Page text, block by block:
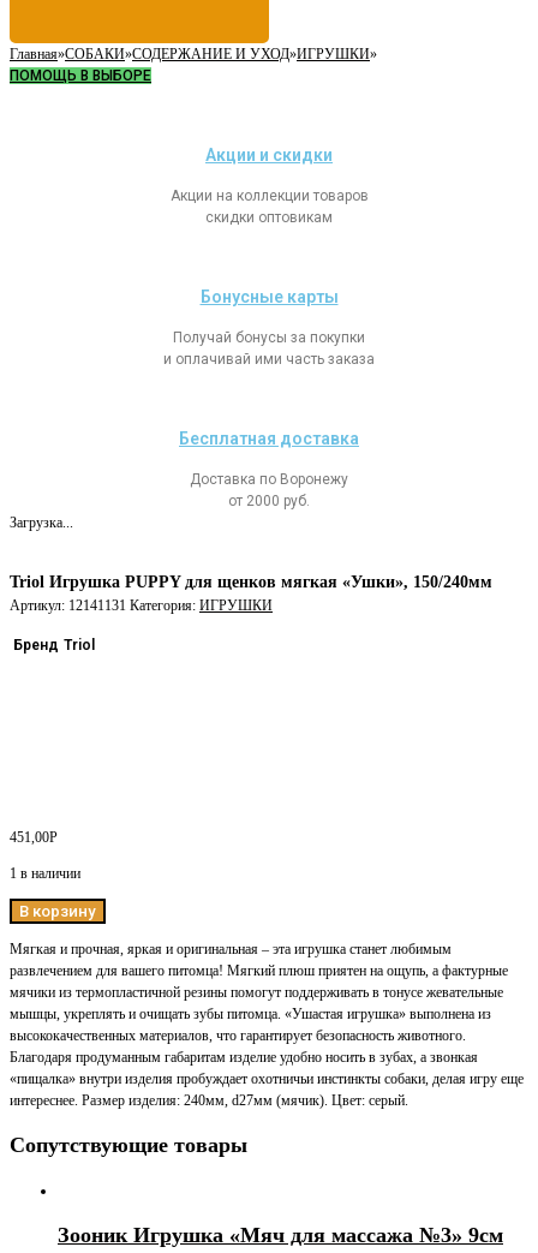
Главная»СОБАКИ»СОДЕРЖАНИЕ И УХОД»ИГРУШКИ»
ПОМОЩЬ В ВЫБОРЕ
Акции и скидки
Акции на коллекции товаров
скидки оптовикам
Бонусные карты
Получай бонусы за покупки
и оплачивай ими часть заказа
Бесплатная доставка
Доставка по Воронежу
от 2000 руб.
Загрузка...
Triol Игрушка PUPPY для щенков мягкая «Ушки», 150/240мм
Артикул: 12141131 Категория: ИГРУШКИ
Бренд Triol
451,00Р
1 в наличии
В корзину
Мягкая и прочная, яркая и оригинальная – эта игрушка станет любимым
развлечением для вашего питомца! Мягкий плюш приятен на ощупь, а фактурные
мячики из термопластичной резины помогут поддерживать в тонусе жевательные
мышцы, укреплять и очищать зубы питомца. «Ушастая игрушка» выполнена из
высококачественных материалов, что гарантирует безопасность животного.
Благодаря продуманным габаритам изделие удобно носить в зубах, а звонкая
«пищалка» внутри изделия пробуждает охотничьи инстинкты собаки, делая игру еще
интереснее. Размер изделия: 240мм, d27мм (мячик). Цвет: серый.
Сопутствующие товары
Зооник Игрушка «Мяч для массажа №3» 9см